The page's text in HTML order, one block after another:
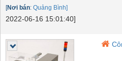
[Nơi bán: Quảng Bình]
2022-06-16 15:01:40]